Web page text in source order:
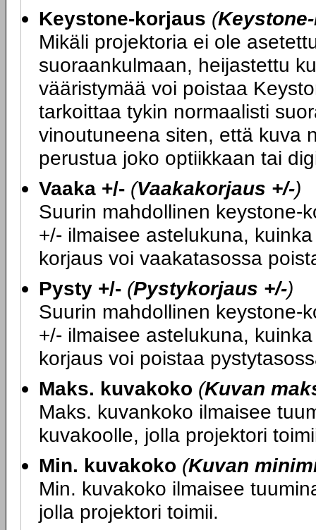
Keystone-korjaus (
Mikäli projektoria ei ole
suoraankulmaan, heijastettu
vääristymää voi poistaa
tarkoittaa tykin normaalisti
vinoutuneena siten, että kuva
perustua joko optiikkaan tai
Vaaka +/- (Vaakakorjaus +/-)
Suurin mahdollinen keystone-
+/- ilmaisee astelukuna,
korjaus voi vaakatasossa
Pysty +/- (Pystykorjaus +/-)
Suurin mahdollinen keystone-
+/- ilmaisee astelukuna,
korjaus voi poistaa
Maks. kuvakoko (Kuvan
Maks. kuvankoko ilmaisee
kuvakoolle, jolla projektori
Min. kuvakoko (Kuvan
Min. kuvakoko ilmaisee
jolla projektori toimii.